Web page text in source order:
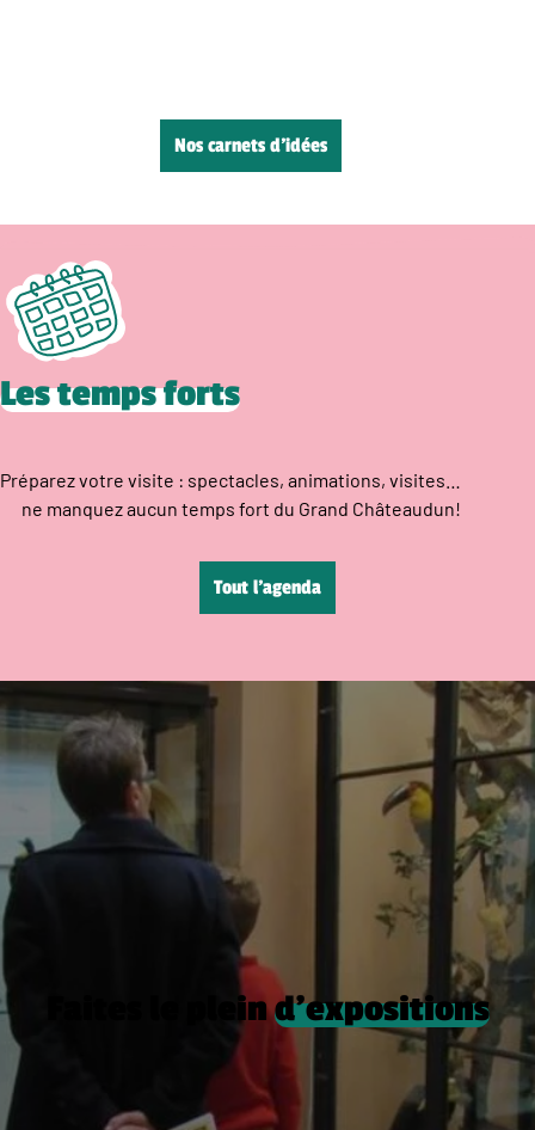
Nos carnets d’idées
Les temps forts
Préparez votre visite : spectacles, animations, visites…
ne manquez aucun temps fort du Grand Châteaudun!
Tout l’agenda
Faites le pleind’expositions